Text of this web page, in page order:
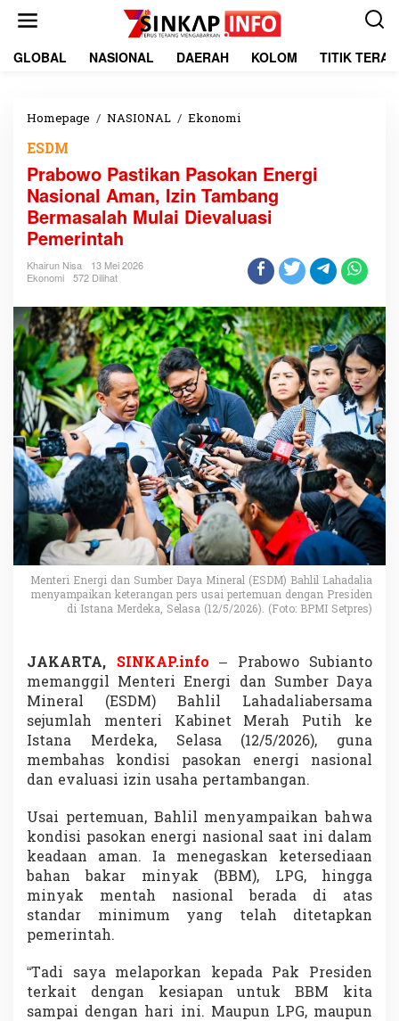
GLOBAL NASIONAL DAERAH KOLOM TITIK
Homepage / NASIONAL / Ekonomi
b
o
w
o
k
a
n
P
a
s
o
a
n
E
n
e
r
g
i
N
a
s
i
a
l
A
m
a
n
I
n
T
a
m
n
e
r
m
ESDM
Prabowo Pastikan Pasokan Energi
Nasional Aman, Izin Tambang
Bermasalah Mulai Dievaluasi
Pemerintah
Khairun Nisa
13 Mei 2026
Ekonomi
572 Dilihat
Menteri Energi dan Sumber Daya Mineral (ESDM) Bahlil Lahadalia
menyampaikan keterangan pers usai pertemuan dengan Presiden
di Istana Merdeka, Selasa (12/5/2026). (Foto: BPMI Setpres)
JAKARTA, SINKAP.info – Prabowo Subianto
memanggil Menteri Energi dan Sumber Daya
Mineral (ESDM) Bahlil Lahadaliabersama
sejumlah menteri Kabinet Merah Putih ke
Istana Merdeka, Selasa (12/5/2026), guna
membahas kondisi pasokan energi nasional
dan evaluasi izin usaha pertambangan.
Usai pertemuan, Bahlil menyampaikan bahwa
kondisi pasokan energi nasional saat ini dalam
keadaan aman. Ia menegaskan ketersediaan
bahan bakar minyak (BBM), LPG, hingga
minyak mentah nasional berada di atas
standar minimum yang telah ditetapkan
pemerintah.
“Tadi saya melaporkan kepada Pak Presiden
terkait dengan kesiapan untuk BBM kita
sampai dengan hari ini. Maupun LPG, maupun